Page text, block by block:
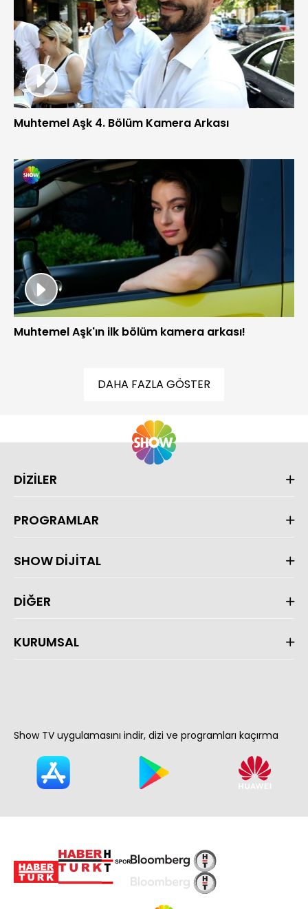
Muhtemel Aşk 4. Bölüm Kamera Arkası
Muhtemel Aşk'ın ilk bölüm kamera arkası!
DAHA FAZLA GÖSTER
DİZİLER
PROGRAMLAR
SHOW DİJİTAL
DİĞER
KURUMSAL
Show TV uygulamasını indir, dizi ve programları kaçırma